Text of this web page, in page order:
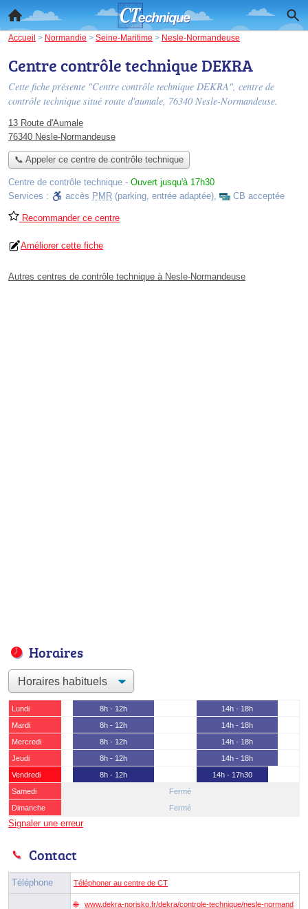
Accueil > Normandie > Seine-Maritime > Nesle-Normandeuse
Centre contrôle technique DEKRA
Cette fiche présente "Centre contrôle technique DEKRA", centre de
contrôle technique situé route d'aumale, 76340 Nesle-Normandeuse.
13 Route d'Aumale
76340 Nesle-Normandeuse
📞 Appeler ce centre de contrôle technique
Centre de contrôle technique - Ouvert jusqu'à 17h30
Services :
accès PMR (parking, entrée adaptée), CB acceptée
Recommander ce centre
Améliorer cette fiche
Autres centres de contrôle technique à Nesle-Normandeuse
Horaires
Lundi 8h - 12h
14h - 18h
Mardi
8h - 12h
14h - 18h
Mercredi
8h - 12h
14h - 18h
Jeudi
8h - 12h
14h - 18h
Vendredi
8h - 12h
14h - 17h30
Samedi
Fermé
Dimanche
Fermé
Signaler une erreur
Contact
Téléphone Téléphoner au centre de CT
www.dekra-norisko.fr/dekra/controle-technique/nesle-normand